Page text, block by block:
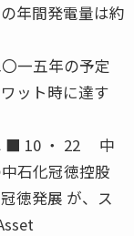
年間発電量は約
一五年の予定
ット時に達す
■ 10 ・ 22 中
石化冠徳控股
徳発展 が、ス